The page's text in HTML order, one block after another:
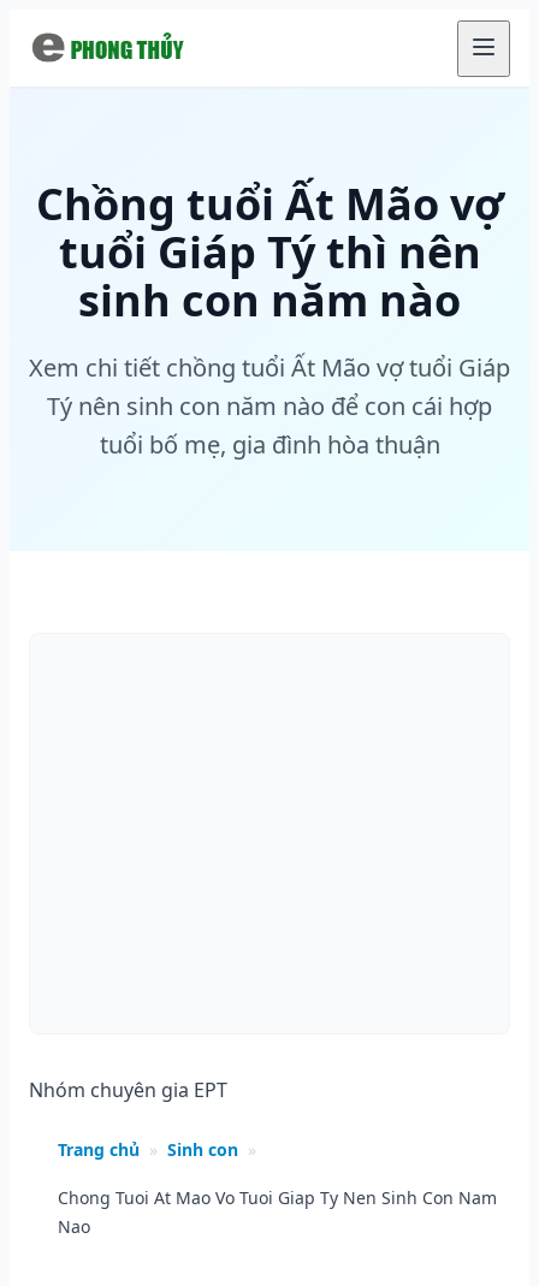
Chồng tuổi Ất Mão vợ
tuổi Giáp Tý thì nên
sinh con năm nào
Xem chi tiết chồng tuổi Ất Mão vợ tuổi Giáp
Tý nên sinh con năm nào để con cái hợp
tuổi bố mẹ, gia đình hòa thuận
Nhóm chuyên gia EPT
Trang chủ » Sinh con »
Chong Tuoi At Mao Vo Tuoi Giap Ty Nen Sinh Con Nam
Nao